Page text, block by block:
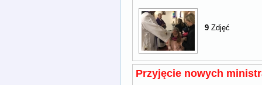
9 Zdjęć
Przyjęcie nowych